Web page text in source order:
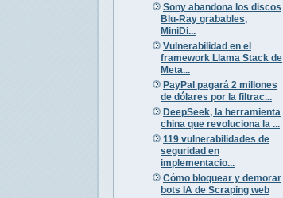
Sony abandona los discos
Blu-Ray grabables,
MiniDi...
Vulnerabilidad en el
framework Llama Stack de
Meta...
PayPal pagará 2 millones
de dólares por la filtrac...
DeepSeek, la herramienta
china que revoluciona la ...
119 vulnerabilidades de
seguridad en
implementacio...
Cómo bloquear y demorar
bots IA de Scraping web